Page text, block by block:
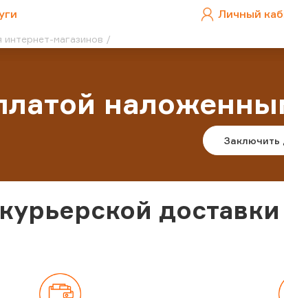
Личный
магазинов
Заключить